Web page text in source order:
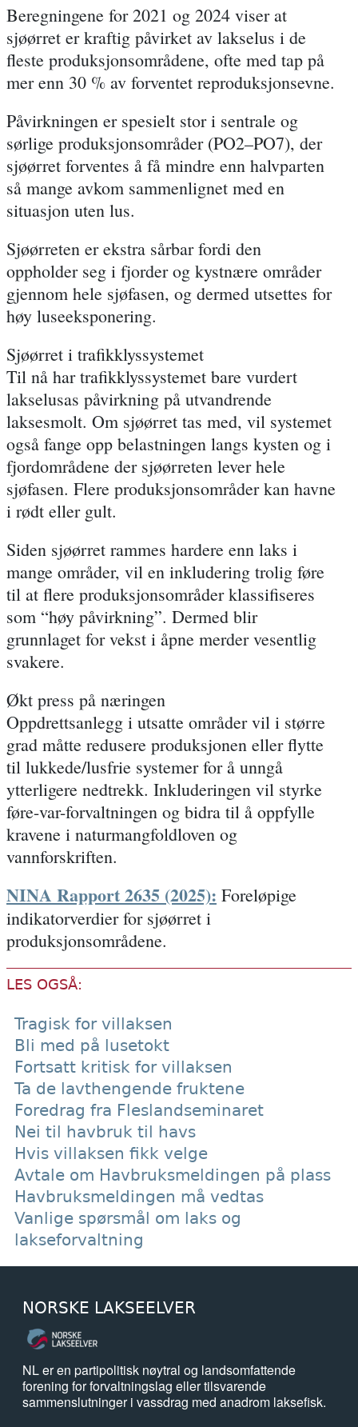
Beregningene for 2021 og 2024 viser at
sjøørret erkraftig påvirket av lakselus i de
fleste produksjonsområdene, ofte med tap på
mer enn 30 % av forventet reproduksjonsevne.
Påvirkningen er spesielt stor i sentrale og
sørlige produksjonsområder (PO2–PO7), der
sjøørret forventes å få mindre enn halvparten
så mange avkom sammenlignet med en
situasjon uten lus.
Sjøørreten er ekstra sårbar fordi den
oppholder seg i fjorder og kystnære områder
gjennom hele sjøfasen, og dermed utsettes for
høy luseeksponering.
Sjøørret i trafikklyssystemet
Til nå har trafikklyssystemet bare vurdert
lakselusas påvirkning på utvandrende
laksesmolt. Om sjøørret tas med, vil systemet
også fange opp belastningen langs kysten og i
fjordområdene der sjøørreten lever hele
sjøfasen. Flere produksjonsområder kan havne
i rødt eller gult.
Siden sjøørret rammes hardere enn laks i
mange områder, vil en inkludering trolig føre
til at flere produksjonsområder klassifiseres
som “høy påvirkning”. Dermed blir
grunnlaget for vekst i åpne merder vesentlig
svakere.
Økt press på næringen
Oppdrettsanlegg i utsatte områder vil i større
grad måtte redusere produksjonen eller flytte
til lukkede/lusfrie systemer for å unngå
ytterligere nedtrekk. Inkluderingen vil styrke
føre-var-forvaltningen og bidra til å oppfylle
kravene i naturmangfoldloven og
vannforskriften.
NINA Rapport 2635 (2025): Foreløpige
indikatorverdier for sjøørret i
produksjonsområdene.
LES OGSÅ:
Tragisk for villaksen
Bli med på lusetokt
Fortsatt kritisk for villaksen
Ta de lavthengende fruktene
Foredrag fra Fleslandseminaret
Nei til havbruk til havs
Hvis villaksen fikk velge
Avtale om Havbruksmeldingen på plass
Havbruksmeldingen må vedtas
Vanlige spørsmål om laks og
lakseforvaltning
NORSKE LAKSEELVER
NL er en partipolitisk nøytral og landsomfattende
forening for forvaltningslag eller tilsvarende
sammenslutninger i vassdrag med anadrom laksefisk.